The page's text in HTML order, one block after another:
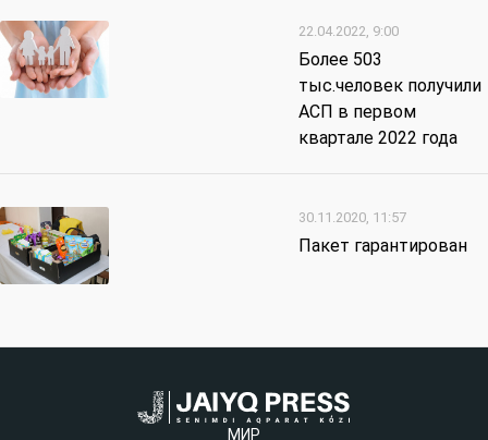
22.04.2022, 9:00
Более 503
тыс.человек получили
АСП в первом
квартале 2022 года
30.11.2020, 11:57
Пакет гарантирован
МИР